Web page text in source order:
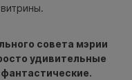
совета мэрии
удивительные